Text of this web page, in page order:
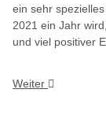
ein sehr
2021 ein Jahr
und viel positiver
Weiter